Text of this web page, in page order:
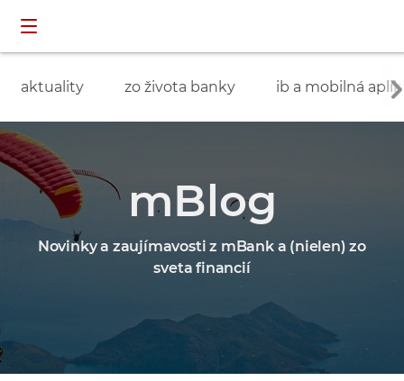
aktuality zo života banky ib a mobilná
mBlog
Novinky a zaujímavosti z mBank a (nielen) zo
sveta financií